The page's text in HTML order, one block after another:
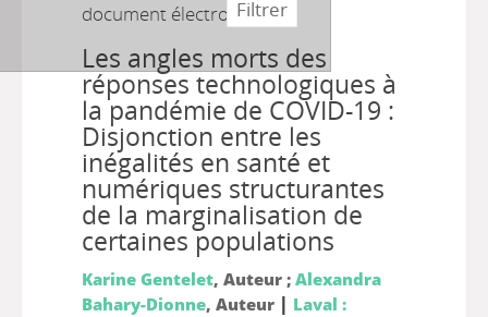
document électronique
Les angles morts des
réponses technologiques à
la pandémie de COVID-19 :
Disjonction entre les
inégalités en santé et
numériques structurantes
de la marginalisation de
certaines populations
Karine Gentelet, Auteur ; Alexandra
Bahary-Dionne, Auteur | Laval :